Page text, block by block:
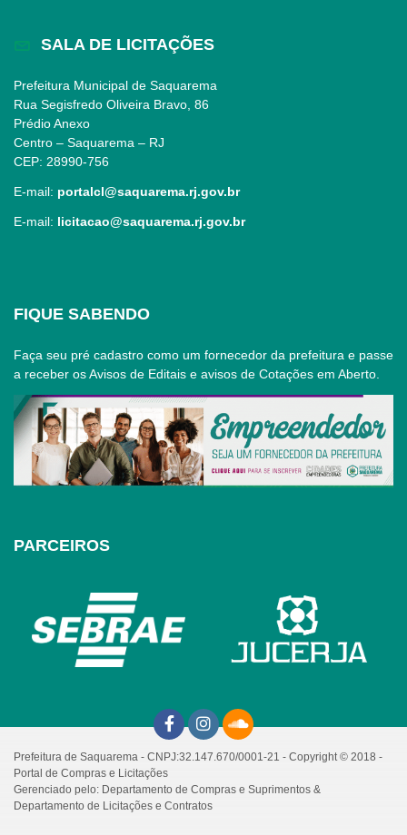
SALA DE LICITAÇÕES
Prefeitura Municipal de Saquarema
Rua Segisfredo Oliveira Bravo, 86
Prédio Anexo
Centro – Saquarema – RJ
CEP: 28990-756
E-mail: portalcl@saquarema.rj.gov.br
E-mail: licitacao@saquarema.rj.gov.br
FIQUE SABENDO
Faça seu pré cadastro como um fornecedor da prefeitura e passe
a receber os Avisos de Editais e avisos de Cotações em Aberto.
PARCEIROS
Prefeitura de Saquarema - CNPJ:32.147.670/0001-21 - Copyright © 2018 -
Portal de Compras e Licitações
Gerenciado pelo: Departamento de Compras e Suprimentos &
Departamento de Licitações e Contratos